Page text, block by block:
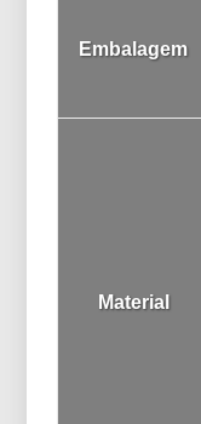
Embalagem
Material